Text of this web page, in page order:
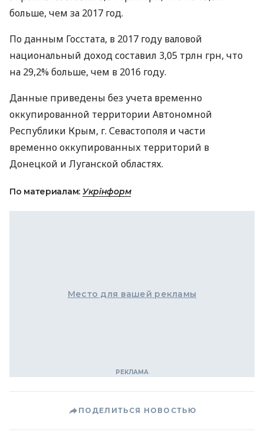
больше, чем за 2017 год.
По данным Госстата, в 2017 году валовой
национальный доход составил 3,05 трлн грн, что
на 29,2% больше, чем в 2016 году.
Данные приведены без учета временно
оккупированной территории Автономной
Республики Крым, г. Севастополя и части
временно оккупированных территорий в
Донецкой и Луганской областях.
По материалам: Укрінформ
Место для вашей рекламы
ПОДЕЛИТЬСЯ НОВОСТЬЮ